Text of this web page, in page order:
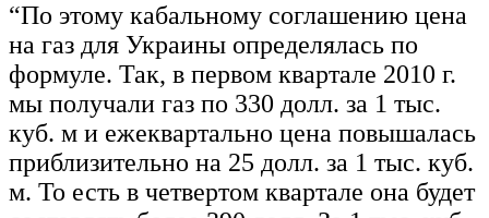
“По этому кабальному соглашению цена
на газ для Украины определялась по
формуле. Так, в первом квартале 2010 г.
мы получали газ по 330 долл. за 1 тыс.
куб. м и ежеквартально цена повышалась
приблизительно на 25 долл. за 1 тыс. куб.
м. То есть в четвертом квартале она будет